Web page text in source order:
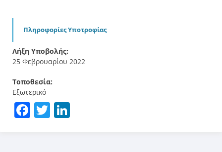
Πληροφορίες Υποτροφίας
Λήξη Υποβολής:
25 Φεβρουαρίου 2022
Τοποθεσία:
Εξωτερικό
Facebook
Twitter